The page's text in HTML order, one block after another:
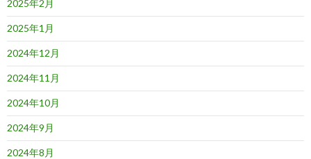
2025年2月
2025年1月
2024年12月
2024年11月
2024年10月
2024年9月
2024年8月